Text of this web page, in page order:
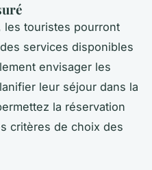
les touristes pourront
services disponibles
envisager les
leur séjour dans la
la réservation
critères de choix des